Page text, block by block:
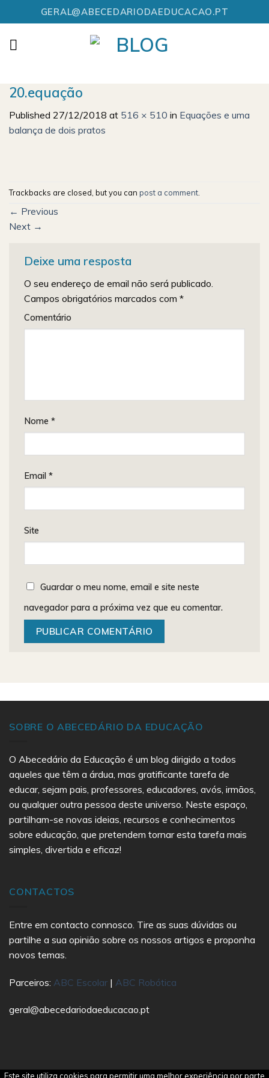
to
content
GERAL@ABECEDARIODAEDUCACAO.PT
20.equação
Published 27/12/2018 at 516 × 510 in Equações e uma
balança de dois pratos
Trackbacks are closed, but you can post a comment
← Previous
Next →
Deixe uma resposta
O seu endereço de email não será publicado.
Campos obrigatórios marcados com *
Comentário
Nome *
Email *
Site
Guardar o meu nome, email e site neste
navegador para a próxima vez que eu comentar.
SOBRE O ABECEDÁRIO DA EDUCAÇÃO
O Abecedário da Educação é um blog dirigido a todos
aqueles que têm a árdua, mas gratificante tarefa de
educar, sejam pais, professores, educadores, avós, irmãos,
ou qualquer outra pessoa deste universo. Neste espaço,
partilham-se novas ideias, recursos e conhecimentos
sobre educação, que pretendem tornar esta tarefa mais
simples, divertida e eficaz!
CONTACTOS
Entre em contacto connosco. Tire as suas dúvidas ou
partilhe a sua opinião sobre os nossos artigos e proponha
novos temas.
Parceiros: ABC Escolar | ABC Robótica
geral@abecedariodaeducacao.pt
Este site utiliza cookies para permitir uma melhor experiência por parte